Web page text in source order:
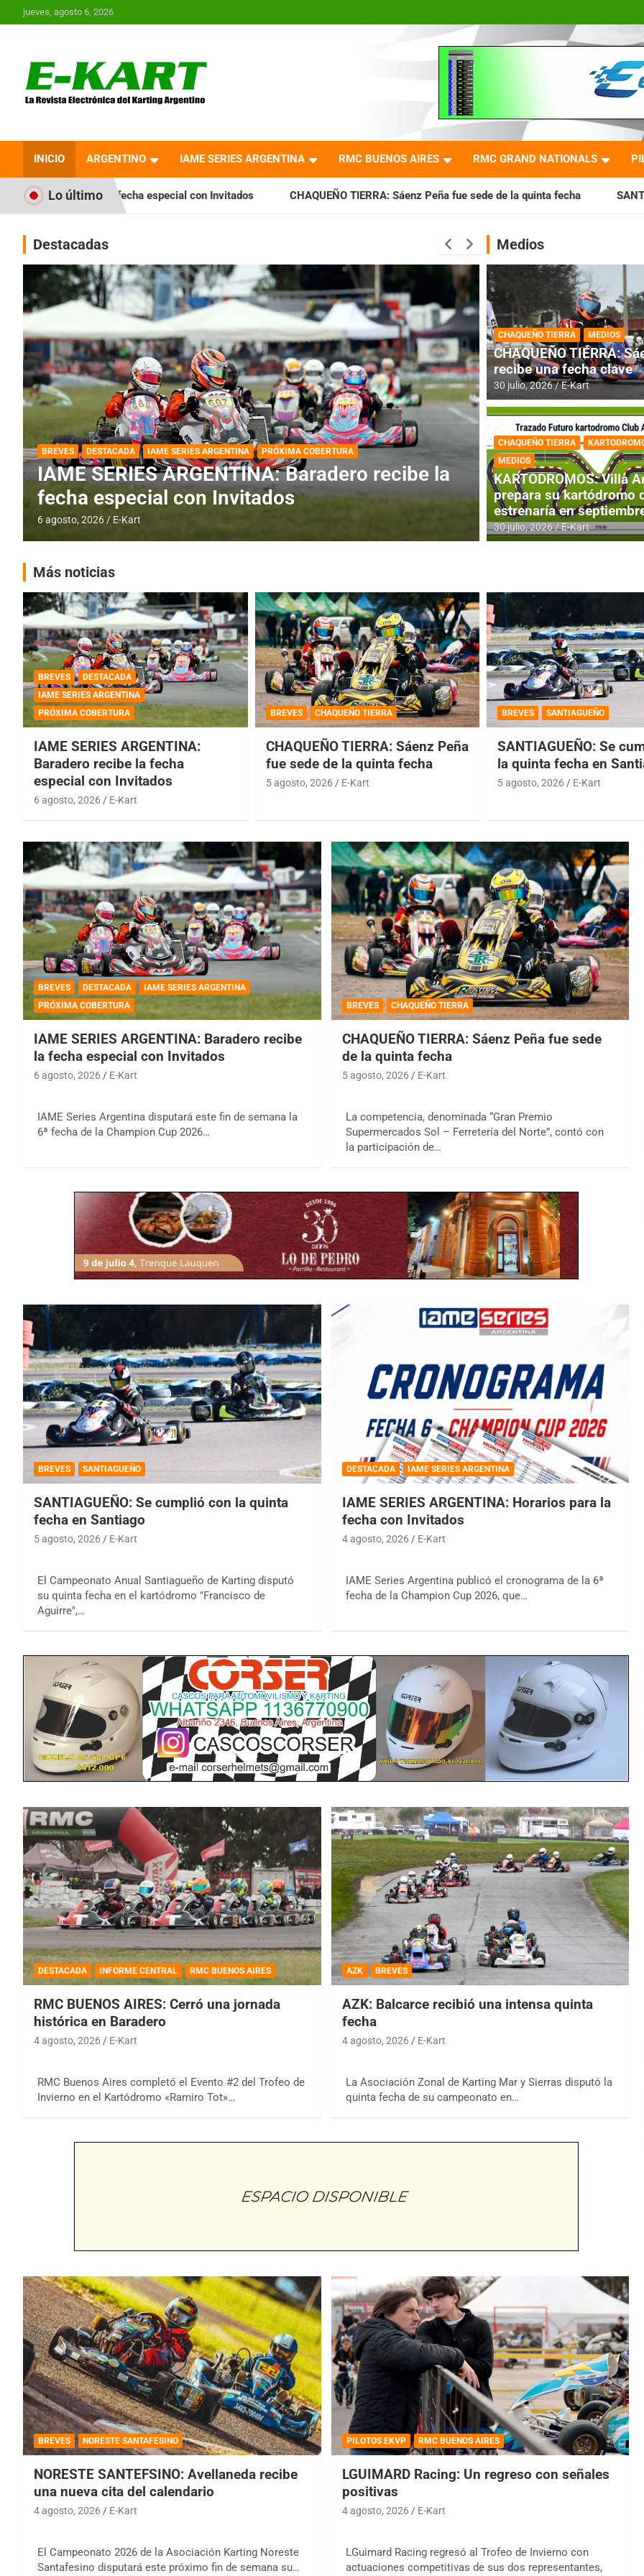
Saltar
al
jueves, agosto 6, 2026
Revista Electrónica del
Karting en Argentina
INICIO ARGENTINO IAME SERIES ARGENTINA RMC BUENOS AIRES RMC GRAND NATIONALS
Lo último
fecha especial con Invitados CHAQUEÑO TIERRA: Sáenz Peña fue sede de la quinta fecha SANTIAGUEÑO: Se cumplió
Destacadas
DESTACADA IAME SERIES ARGENTINA
IAME SERIES ARGENTINA: Horarios para la
fecha con Invitados
4 agosto, 2026 E-Kart
DESTACADA INFORME CENTRAL
RMC BUENOS
histórica en
4 agosto, 2026 E-Kart
Medios
CHAQUEÑO TIERRA MEDIOS
CHAQUEÑO TIERRA:
recibe una fecha clave
30 julio, 2026 E-Kart
CHAQUEÑO TIERRA
MEDIOS
KARTODROMOS: Villa
prepara su kartódromo
estrenaría en
30 julio, 2026 E-Kart
Más noticias
BREVES
DESTACADA
IAME SERIES ARGENTINA
PRÓXIMA COBERTURA
IAME SERIES ARGENTINA:
Baradero recibe la fecha
especial con Invitados
6 agosto, 2026 E-Kart
BREVES CHAQUEÑO TIERRA
CHAQUEÑO TIERRA: Sáenz Peña
fue sede de la quinta fecha
5 agosto, 2026 E-Kart
BREVES SANTIAGUEÑO
SANTIAGUEÑO: Se
la quinta fecha en
5 agosto, 2026 E-Kart
BREVES DESTACADA
IAME SERIES ARGENTINA
PRÓXIMA COBERTURA
IAME SERIES ARGENTINA: Baradero recibe
la fecha especial con Invitados
6 agosto, 2026 E-Kart
IAME Series Argentina disputará este fin de semana la
6ª fecha de la Champion Cup 2026…
BREVES CHAQUEÑO TIERRA
CHAQUEÑO TIERRA: Sáenz Peña fue sede
de la quinta fecha
5 agosto, 2026 E-Kart
La competencia, denominada “Gran Premio
Supermercados Sol – Ferretería del Norte”, contó con
la participación de…
BREVES SANTIAGUEÑO
SANTIAGUEÑO: Se cumplió con la quinta
fecha en Santiago
5 agosto, 2026 E-Kart
El Campeonato Anual Santiagueño de Karting disputó
su quinta fecha en el kartódromo "Francisco de
Aguirre",…
DESTACADA IAME SERIES ARGENTINA
IAME SERIES ARGENTINA: Horarios para la
fecha con Invitados
4 agosto, 2026 E-Kart
IAME Series Argentina publicó el cronograma de la 6ª
fecha de la Champion Cup 2026, que…
DESTACADA INFORME CENTRAL RMC BUENOS AIRES
RMC BUENOS AIRES: Cerró una jornada
histórica en Baradero
4 agosto, 2026 E-Kart
RMC Buenos Aires completó el Evento #2 del Trofeo de
Invierno en el Kartódromo «Ramiro Tot»…
AZK BREVES
AZK: Balcarce recibió una intensa quinta
fecha
4 agosto, 2026 E-Kart
La Asociación Zonal de Karting Mar y Sierras disputó la
quinta fecha de su campeonato en…
BREVES NORESTE SANTAFESINO
NORESTE SANTEFSINO: Avellaneda recibe
una nueva cita del calendario
4 agosto, 2026 E-Kart
El Campeonato 2026 de la Asociación Karting Noreste
Santafesino disputará este próximo fin de semana su…
PILOTOS EKVP RMC BUENOS AIRES
LGUIMARD Racing: Un regreso con señales
positivas
4 agosto, 2026 E-Kart
LGuimard Racing regresó al Trofeo de Invierno con
actuaciones competitivas de sus dos representantes,